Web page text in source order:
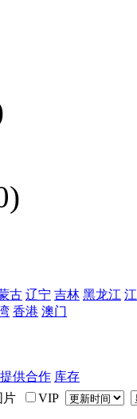
古 辽宁 吉林 黑龙江
香港 澳门
提供合作 库存
片 VIP